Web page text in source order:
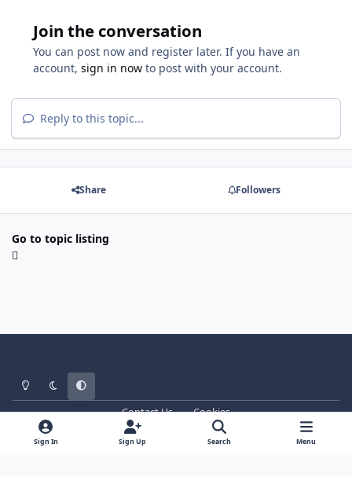
Join the conversation
You can post now and register later. If you have an
account, sign in now to post with your account.
Reply to this topic...
Share Followers
Go to topic listing
Light ModeDark ModeSystem Preference
Contact Us
Cookies
WT - http://www.ebattle.net
Powered byInvision Community
Sign In Sign Up Search Menu